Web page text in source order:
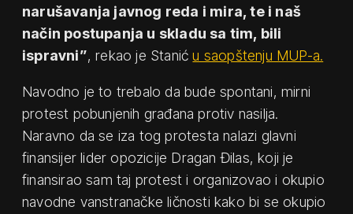
narušavanja javnog reda i mira, te i naš
način postupanja u skladu sa tim, bili
ispravni”, rekao je Staniću saopštenju MUP-a.
Navodno je to trebalo da bude spontani, mirni
protest pobunjenih građana protiv nasilja.
Naravno da se iza tog protesta nalazi glavni
finansijer lider opozicije Dragan Đilas, koji je
finansirao sam taj protest i organizovao i okupio
navodne vanstranačke ličnosti kako bi se okupio